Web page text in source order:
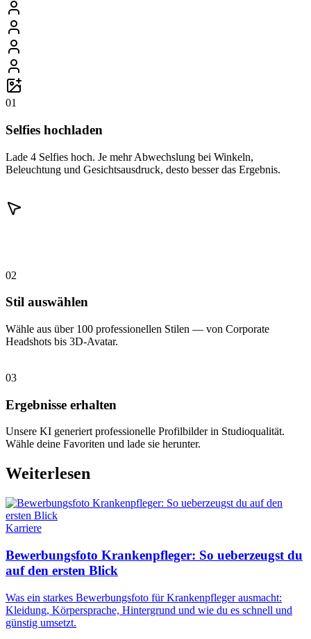
01
Selfies hochladen
Lade 4 Selfies hoch. Je mehr Abwechslung bei Winkeln,
Beleuchtung und Gesichtsausdruck, desto besser das Ergebnis.
02
Stil auswählen
Wähle aus über 100 professionellen Stilen — von Corporate
Headshots bis 3D-Avatar.
03
Ergebnisse erhalten
Unsere KI generiert professionelle Profilbilder in Studioqualität.
Wähle deine Favoriten und lade sie herunter.
Weiterlesen
Karriere
Bewerbungsfoto Krankenpfleger: So ueberzeugst du
auf den ersten Blick
Was ein starkes Bewerbungsfoto für Krankenpfleger ausmacht:
Kleidung, Körpersprache, Hintergrund und wie du es schnell und
günstig umsetzt.